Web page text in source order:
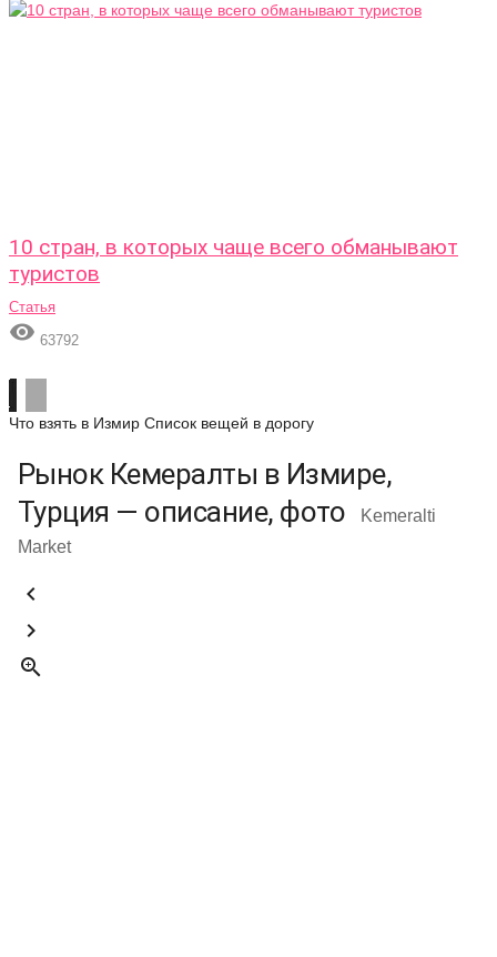
10 стран, в которых чаще всего обманывают
туристов
Статья
 63792
Что взять в Измир Список вещей в дорогу
Рынок Кемералты в Измире,
Турция — описание, фото
Kemeralti
Market


